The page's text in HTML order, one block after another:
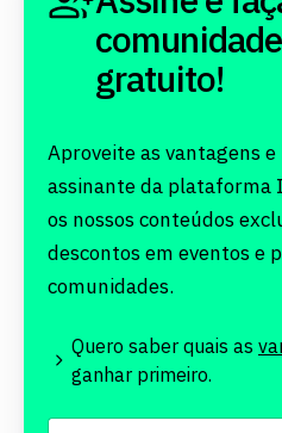
gratuito!
Aproveite as vantagens
assinante da plataforma
os nossos conteúdos
descontos em eventos e
comunidades.
Quero saber quais as
ganhar primeiro.